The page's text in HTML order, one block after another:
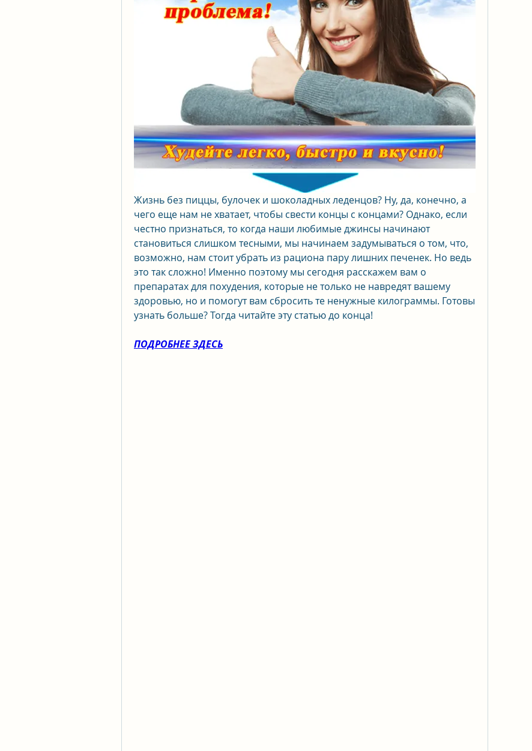
Жизнь без пиццы, булочек и шоколадных леденцов? Ну, да, конечно, а
чего еще нам не хватает, чтобы свести концы с концами? Однако, если
честно признаться, то когда наши любимые джинсы начинают
становиться слишком тесными, мы начинаем задумываться о том, что,
возможно, нам стоит убрать из рациона пару лишних печенек. Но ведь
это так сложно! Именно поэтому мы сегодня расскажем вам о
препаратах для похудения, которые не только не навредят вашему
здоровью, но и помогут вам сбросить те ненужные килограммы. Готовы
узнать больше? Тогда читайте эту статью до конца!
ПОДРОБНЕЕ ЗДЕСЬ